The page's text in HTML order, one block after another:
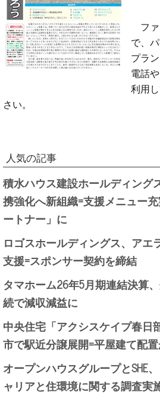
フ
で、
プラ
電話
利用
さい。
人気の記事
積水ハウス建設ホールディング
携強化へ新組織=支援メニュー
ートナー」に
ロゴスホールディングス、アエ
支援=スポンサー契約を締結
タマホーム26年5月期連結決算
続で減収減益に
中央住宅「アクシスケイプ春日
市で駅近分譲展開=平屋建て配
オープンハウスグループとSHE
ャリアと住環境に関する調査実